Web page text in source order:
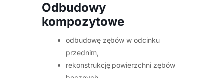
Odbudowy
kompozytowe
odbudowę zębów w odcinku
przednim,
rekonstrukcję powierzchni zębów